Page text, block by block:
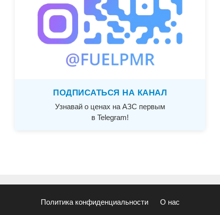
ПОДПИСАТЬСЯ НА КАНАЛ
Узнавай о ценах на АЗС первым
в Telegram!
Политика конфиденциальности О нас